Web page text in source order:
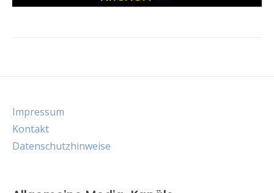
Impressum
Kontakt
Datenschutzhinweise